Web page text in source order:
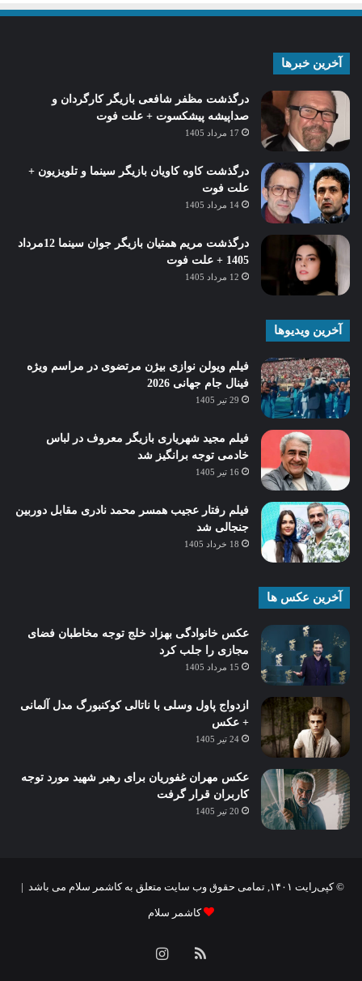
آخرین خبرها
درگذشت مظفر شافعی بازیگر کارگردان و
صداپیشه پیشکسوت + علت فوت
17 مرداد 1405
درگذشت کاوه کاویان بازیگر سینما و تلویزیون +
علت فوت
14 مرداد 1405
درگذشت مریم همتیان بازیگر جوان سینما 12مرداد
1405 + علت فوت
12 مرداد 1405
آخرین ویدیوها
فیلم ویولن نوازی بیژن مرتضوی در مراسم ویژه
فینال جام جهانی 2026
29 تیر 1405
فیلم مجید شهریاری بازیگر معروف در لباس
خادمی توجه برانگیز شد
16 تیر 1405
فیلم رفتار عجیب همسر محمد نادری مقابل دوربین
جنجالی شد
18 خرداد 1405
آخرین عکس ها
عکس خانوادگی بهزاد خلج توجه مخاطبان فضای
مجازی را جلب کرد
15 مرداد 1405
ازدواج پاول وسلی با ناتالی کوکنبورگ مدل آلمانی
+ عکس
24 تیر 1405
عکس مهران غفوریان برای رهبر شهید مورد توجه
کاربران قرار گرفت
20 تیر 1405
© کپی‌رایت ۱۴۰۱, تمامی حقوق وب سایت متعلق به کاشمر سلام می باشد |
کاشمر سلام
خوراکاینستاگرام